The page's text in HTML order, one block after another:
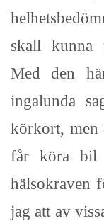
skall kunna
Med den
ingalunda
körkort, men
får köra bil
hälsokraven
jag att av